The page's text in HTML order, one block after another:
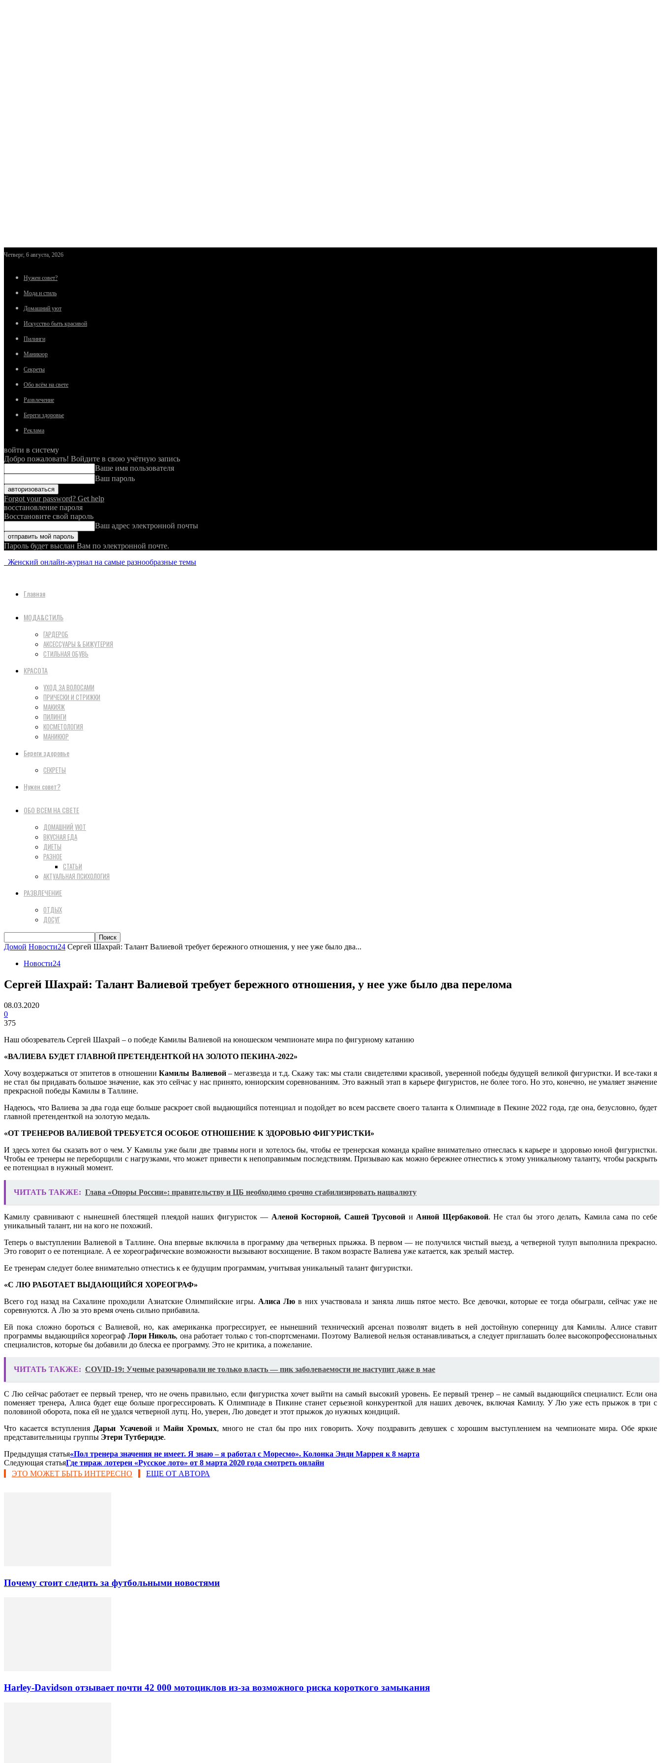
Четверг, 6 августа, 2026
Нужен совет?
Мода и стиль
Домашний уют
Искусство быть красивой
Пилинги
Маникюр
Секреты
Обо всём на свете
Развлечение
Береги здоровье
Реклама
войти в систему
Добро пожаловать! Войдите в свою учётную запись
Ваше имя пользователя
Ваш пароль
Forgot your password? Get help
восстановление пароля
Восстановите свой пароль
Ваш адрес электронной почты
Пароль будет выслан Вам по электронной почте.
Женский онлайн-журнал на самые разнообразные темы
Главная
МОДА&СТИЛЬ
ГАРДЕРОБ
АКСЕССУАРЫ & БИЖУТЕРИЯ
СТИЛЬНАЯ ОБУВЬ
КРАСОТА
УХОД ЗА ВОЛОСАМИ
ПРИЧЕСКИ И СТРИЖКИ
МАКИЯЖ
ПИЛИНГИ
КОСМЕТОЛОГИЯ
МАНИКЮР
Береги здоровье
СЕКРЕТЫ
Нужен совет?
ОБО ВСЕМ НА СВЕТЕ
ДОМАШНИЙ УЮТ
ВКУСНАЯ ЕДА
ДИЕТЫ
РАЗНОЕ
СТАТЬИ
АКТУАЛЬНАЯ ПСИХОЛОГИЯ
РАЗВЛЕЧЕНИЕ
ОТДЫХ
ДОСУГ
Домой Новости24 Сергей Шахрай: Талант Валиевой требует бережного отношения, у нее уже было два...
Новости24
Сергей Шахрай: Талант Валиевой требует бережного отношения, у нее уже было два перелома
08.03.2020
0
375
Наш обозреватель Сергей Шахрай – о победе Камилы Валиевой на юношеском чемпионате мира по фигурному катанию
«ВАЛИЕВА БУДЕТ ГЛАВНОЙ ПРЕТЕНДЕНТКОЙ НА ЗОЛОТО ПЕКИНА-2022»
Хочу воздержаться от эпитетов в отношенииКамилы Валиевой– мегазвезда и т.д. Скажу так: мы стали свидетелями красивой, уверенной победы будущей великой фигуристки. И все-таки я
не стал бы придавать большое значение, как это сейчас у нас принято, юниорским соревнованиям. Это важный этап в карьере фигуристов, не более того. Но это, конечно, не умаляет значение
прекрасной победы Камилы в Таллине.
Надеюсь, что Валиева за два года еще больше раскроет свой выдающийся потенциал и подойдет во всем рассвете своего таланта к Олимпиаде в Пекине 2022 года, где она, безусловно, будет
главной претенденткой на золотую медаль.
«ОТ ТРЕНЕРОВ ВАЛИЕВОЙ ТРЕБУЕТСЯ ОСОБОЕ ОТНОШЕНИЕ К ЗДОРОВЬЮ ФИГУРИСТКИ»
И здесь хотел бы сказать вот о чем. У Камилы уже были две травмы ноги и хотелось бы, чтобы ее тренерская команда крайне внимательно отнеслась к карьере и здоровью юной фигуристки.
Чтобы ее тренеры не переборщили с нагрузками, что может привести к непоправимым последствиям. Призываю как можно бережнее отнестись к этому уникальному таланту, чтобы раскрыть
ее потенциал в нужный момент.
ЧИТАТЬ ТАКЖЕ: Глава «Опоры России»: правительству и ЦБ необходимо срочно стабилизировать нацвалюту
Камилу сравнивают с нынешней блестящей плеядой наших фигуристок — Аленой Косторной, Сашей Трусовой и Анной Щербаковой. Не стал бы этого делать, Камила сама по себе
уникальный талант, ни на кого не похожий.
Теперь о выступлении Валиевой в Таллине. Она впервые включила в программу два четверных прыжка. В первом — не получился чистый выезд, а четверной тулуп выполнила прекрасно.
Это говорит о ее потенциале. А ее хореографические возможности вызывают восхищение. В таком возрасте Валиева уже катается, как зрелый мастер.
Ее тренерам следует более внимательно отнестись к ее будущим программам, учитывая уникальный талант фигуристки.
«С ЛЮ РАБОТАЕТ ВЫДАЮЩИЙСЯ ХОРЕОГРАФ»
Всего год назад на Сахалине проходили Азиатские Олимпийские игры. Алиса Лю в них участвовала и заняла лишь пятое место. Все девочки, которые ее тогда обыграли, сейчас уже не
соревнуются. А Лю за это время очень сильно прибавила.
Ей пока сложно бороться с Валиевой, но, как американка прогрессирует, ее нынешний технический арсенал позволят видеть в ней достойную соперницу для Камилы. Алисе ставит
программы выдающийся хореограф Лори Николь, она работает только с топ-спортсменами. Поэтому Валиевой нельзя останавливаться, а следует приглашать более высокопрофессиональных
специалистов, которые бы добавили до блеска ее программу. Это не критика, а пожелание.
ЧИТАТЬ ТАКЖЕ: COVID-19: Ученые разочаровали не только власть — пик заболеваемости не наступит даже в мае
С Лю сейчас работает ее первый тренер, что не очень правильно, если фигуристка хочет выйти на самый высокий уровень. Ее первый тренер – не самый выдающийся специалист. Если она
поменяет тренера, Алиса будет еще больше прогрессировать. К Олимпиаде в Пикине станет серьезной конкуренткой для наших девочек, включая Камилу. У Лю уже есть прыжок в три с
половиной оборота, пока ей не удался четверной лутц. Но, уверен, Лю доведет и этот прыжок до нужных кондиций.
Что касается вступления Дарьи Усачевойи Майи Хромых, много не стал бы про них говорить. Хочу поздравить девушек с хорошим выступлением на чемпионате мира. Обе яркие
представительницы группы Этери Тутберидзе.
Предыдущая статья«Пол тренера значения не имеет. Я знаю – я работал с Моресмо». Колонка Энди Маррея к 8 марта
Следующая статьяГде тираж лотереи «Русское лото» от 8 марта 2020 года смотреть онлайн
ЭТО МОЖЕТ БЫТЬ ИНТЕРЕСНО
ЕЩЕ ОТ АВТОРА
Почему стоит следить за футбольными новостями
Harley-Davidson отзывает почти 42 000 мотоциклов из-за возможного риска короткого замыкания